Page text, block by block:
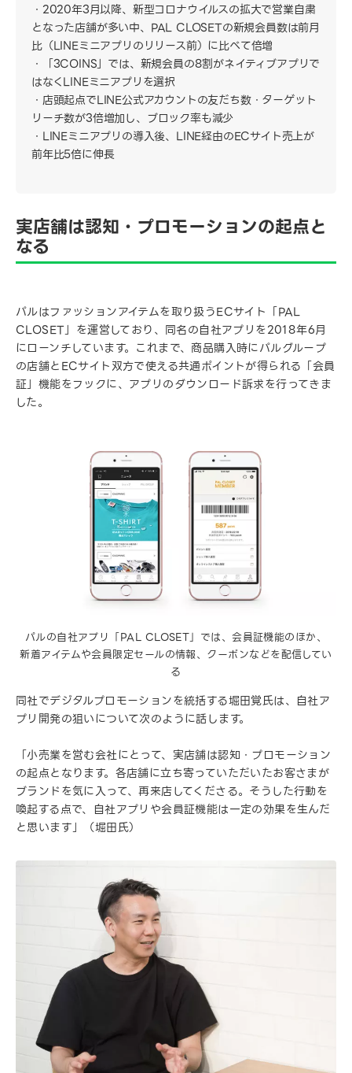
2020年3月以降、新型コロナウイルスの拡大で営業自粛
となった店舗が多い中、PAL CLOSETの新規会員数は前月
比（LINEミニアプリのリリース前）に比べて倍増
「3COINS」では、新規会員の8割がネイティブアプリで
はなくLINEミニアプリを選択
店頭起点でLINE公式アカウントの友だち数・ターゲット
リーチ数が3倍増加し、ブロック率も減少
LINEミニアプリの導入後、LINE経由のECサイト売上が
前年比5倍に伸長
実店舗は認知・プロモーションの起点と
なる
パルはファッションアイテムを取り扱うECサイト「PAL
CLOSET」を運営しており、同名の自社アプリを2018年6月
にローンチしています。これまで、商品購入時にパルグループ
の店舗とECサイト双方で使える共通ポイントが得られる「会員
証」機能をフックに、アプリのダウンロード訴求を行ってきま
した。
パルの自社アプリ「PAL CLOSET」では、会員証機能のほか、
新着アイテムや会員限定セールの情報、クーポンなどを配信してい
る
同社でデジタルプロモーションを統括する堀田覚氏は、自社ア
プリ開発の狙いについて次のように話します。
「小売業を営む会社にとって、実店舗は認知・プロモーション
の起点となります。各店舗に立ち寄っていただいたお客さまが
ブランドを気に入って、再来店してくださる。そうした行動を
喚起する点で、自社アプリや会員証機能は一定の効果を生んだ
と思います」（堀田氏）